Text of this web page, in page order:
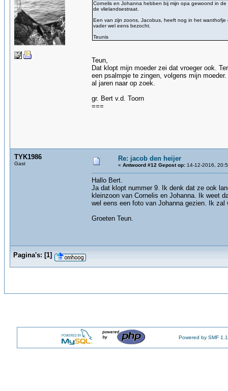
Cornelis en Johanna hebben bij mijn opa gewoond in
de vlielandsestraat.
Een van zijn zoons, Jacobus, heeft nog in het
vader wel eens bezocht.
Teunis
Teun,
Dat klopt mijn moeder zei dat vroeger ook.
een psalmpje te zingen, volgens mijn
al jaren naar op zoek.
gr. Bert v.d. Toorn
===
TYK1986
Gast
Re: jacob den heijer
« Antwoord #12 Gepost op: 14-12-2016,
Hallo Bert.
Ja dat klopt nummer 9. Ik denk dat ze ook
kleinzoon van Cornelis en Johanna. Ik weet
wel eens een foto van Johanna gezien. Ik
Groeten Teun.
Pagina's: [1]
Powered by SMF